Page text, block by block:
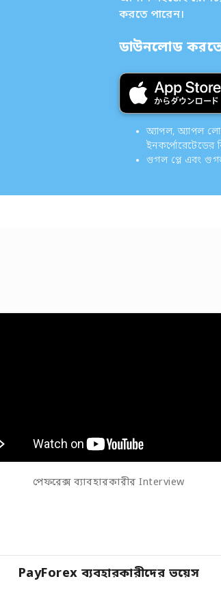
করতে পারেন।
ডাউনলোড
অ্যাপল, অ্যাপল
ইনকর্পোরেটেডের
গুগল প্লে এবং
পেফরেক্স ব্যাবহারকারীর Interview
PayForex ব্যবহারকারীদের ভয়েস